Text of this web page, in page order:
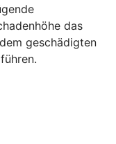
das
geschädigten